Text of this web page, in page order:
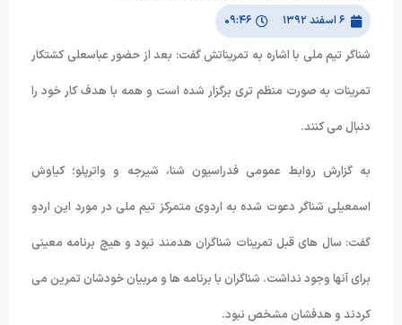
۶ اسفند ۱۳۹۲ ۰۹:۴۶
شناگر تیم ملی با اشاره به تمریناتش گفت: بعد از حضور عباسعلی کشتکار
تمرینات به صورت منظم تری برگزار شده است و همه با هدف کار خود را
دنبال می کنند.
به گزارش روابط عمومی فدراسیون شنا، شیرجه و واترپلو؛ کیاوش
اسمعیلی شناگر دعوت شده به اردوی متمرکز تیم ملی در مورد این اردو
گفت: سال های قبل تمرینات شناگران هدمند نبود و هیچ برنامه معینی
برای آنها وجود نداشت. شناگران با برنامه ها و مربیان خودشان تمرین می
کردند و هدفشان مشخص نبود.